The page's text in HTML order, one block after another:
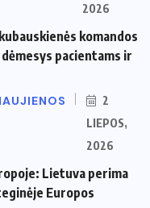
2026
komandos
pacientams ir
2
LIEPOS,
2026
Lietuva perima
Europos